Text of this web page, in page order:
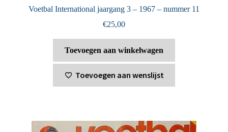
Voetbal International jaargang 3 – 1967 – nummer 11
€25,00
Toevoegen aan winkelwagen
Toevoegen aan wenslijst